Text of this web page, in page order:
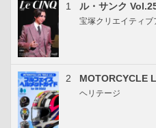
1 ル・サンク
宝塚クリエイティブ
2 MOTORCYCLE
ヘリテージ